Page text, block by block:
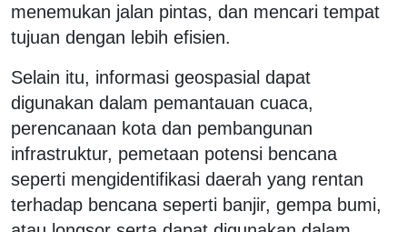
menemukan jalan pintas, dan mencari tempat
tujuan dengan lebih efisien.
Selain itu, informasi geospasial dapat
digunakan dalam pemantauan cuaca,
perencanaan kota dan pembangunan
infrastruktur, pemetaan potensi bencana
seperti mengidentifikasi daerah yang rentan
terhadap bencana seperti banjir, gempa bumi,